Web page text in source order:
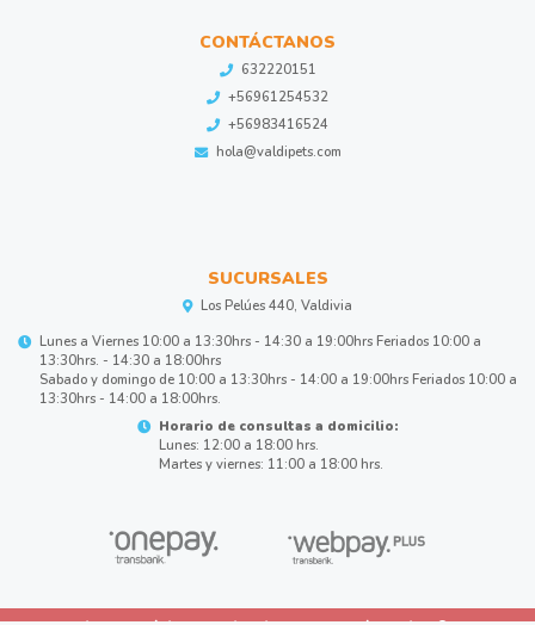
CONTÁCTANOS
632220151
+56961254532
+56983416524
hola@valdipets.com
SUCURSALES
Los Pelúes 440, Valdivia
Lunes a Viernes 10:00 a 13:30hrs - 14:30 a 19:00hrs Feriados 10:00 a
13:30hrs. - 14:30 a 18:00hrs
Sabado y domingo de 10:00 a 13:30hrs - 14:00 a 19:00hrs Feriados 10:00 a
13:30hrs - 14:00 a 18:00hrs.
Horario de consultas a domicilio:
Lunes: 12:00 a 18:00 hrs.
Martes y viernes: 11:00 a 18:00 hrs.